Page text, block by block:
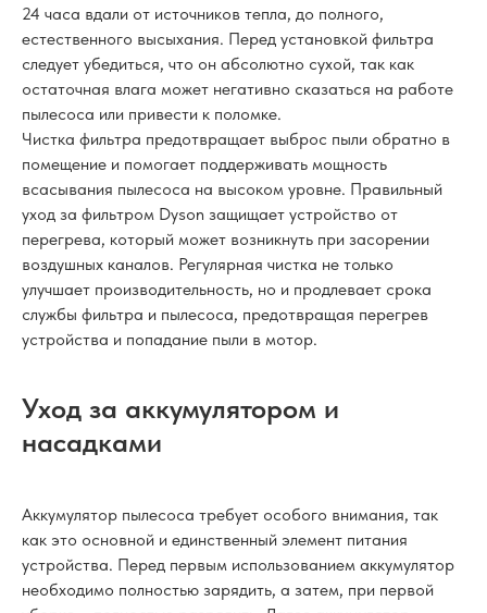
24 часа вдали от источников тепла, до полного,
естественного высыхания. Перед установкой фильтра
следует убедиться, что он абсолютно сухой, так как
остаточная влага может негативно сказаться на работе
пылесоса или привести к поломке.
Чистка фильтра предотвращает выброс пыли обратно в
помещение и помогает поддерживать мощность
всасывания пылесоса на высоком уровне. Правильный
уход за фильтром Dyson защищает устройство от
перегрева, который может возникнуть при засорении
воздушных каналов. Регулярная чистка не только
улучшает производительность, но и продлевает срока
службы фильтра и пылесоса, предотвращая перегрев
устройства и попадание пыли в мотор.
Уход за аккумулятором и
насадками
Аккумулятор пылесоса требует особого внимания, так
как это основной и единственный элемент питания
устройства. Перед первым использованием аккумулятор
необходимо полностью зарядить, а затем, при первой